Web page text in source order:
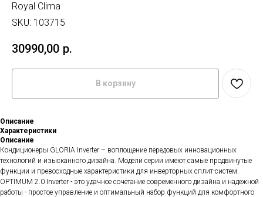
Royal Clima
SKU: 103715
30990,00 р.
В корзину
Описание
Характеристики
Описание
Кондиционеры GLORIA Inverter – воплощение передовых инновационных
технологий и изысканного дизайна. Модели серии имеют самые продвинутые
функции и превосходные характеристики для инверторных сплит-систем.
OPTIMUM 2.0 Inverter - это удачное сочетание современного дизайна и надежной
работы - простое управление и оптимальный набор функций для комфортного